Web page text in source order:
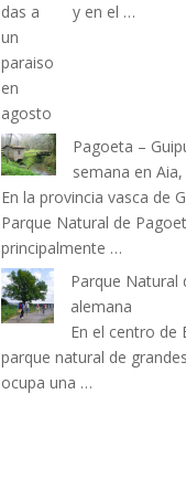
y en el …
Pagoeta –
semana en
En la provincia vasca de
Parque Natural de
principalmente …
Parque Natural
alemana
En el centro de
parque natural de
ocupa una …